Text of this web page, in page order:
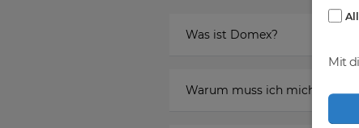
Was ist Domex?
Warum muss ich mich
Mit